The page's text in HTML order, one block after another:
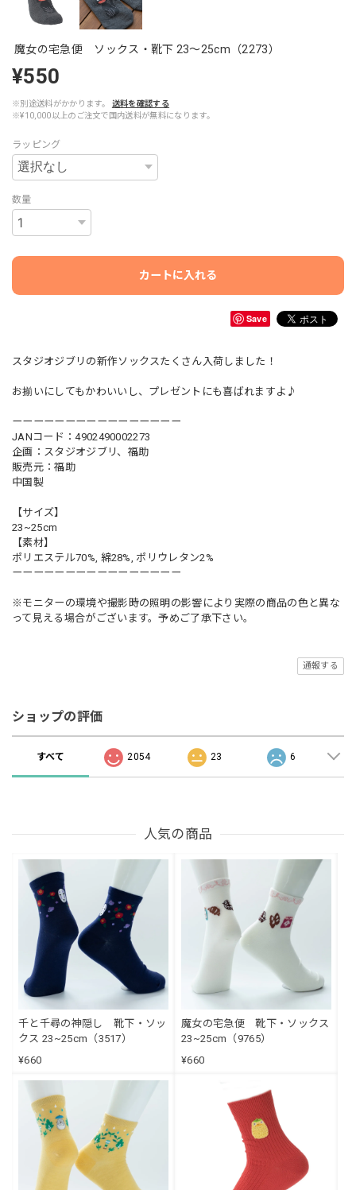
魔女の宅急便 ソックス・靴下 23〜25cm（2273）
¥550
※別途送料がかかります。
送料を確認する
※¥10,000以上のご注文で国内送料が無料になります。
ラッピング
数量
カートに入れる
Save
スタジオジブリの新作ソックスたくさん入荷しました！
お揃いにしてもかわいいし、プレゼントにも喜ばれますよ♪
ーーーーーーーーーーーーーーーー
JANコード：4902490002273
企画：スタジオジブリ、福助
販売元：福助
中国製
【サイズ】
23~25cm
【素材】
ポリエステル70%, 綿28%, ポリウレタン2%
ーーーーーーーーーーーーーーーー
※モニターの環境や撮影時の照明の影響により実際の商品の色と異な
って見える場合がございます。予めご了承下さい。
通報する
ショップの評価
すべて 2054 23 6
人気の商品
千と千尋の神隠し 靴下・ソッ
クス 23~25cm（3517）
¥660
魔女の宅急便 靴下・ソックス
23~25cm（9765）
¥660